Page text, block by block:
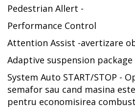
Pedestrian Allert -
Performance Control
Attention Assist -avertizare
Adaptive suspension
System Auto START/STOP -
semafor sau cand masina
pentru economisirea